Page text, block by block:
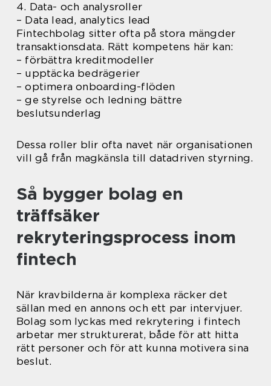
4. Data- och analysroller
– Data lead, analytics lead
Fintechbolag sitter ofta på stora mängder
transaktionsdata. Rätt kompetens här kan:
– förbättra kreditmodeller
– upptäcka bedrägerier
– optimera onboarding-flöden
– ge styrelse och ledning bättre
beslutsunderlag
Dessa roller blir ofta navet när organisationen
vill gå från magkänsla till datadriven styrning.
Så bygger bolag en
träffsäker
rekryteringsprocess inom
fintech
När kravbilderna är komplexa räcker det
sällan med en annons och ett par intervjuer.
Bolag som lyckas med rekrytering i fintech
arbetar mer strukturerat, både för att hitta
rätt personer och för att kunna motivera sina
beslut.